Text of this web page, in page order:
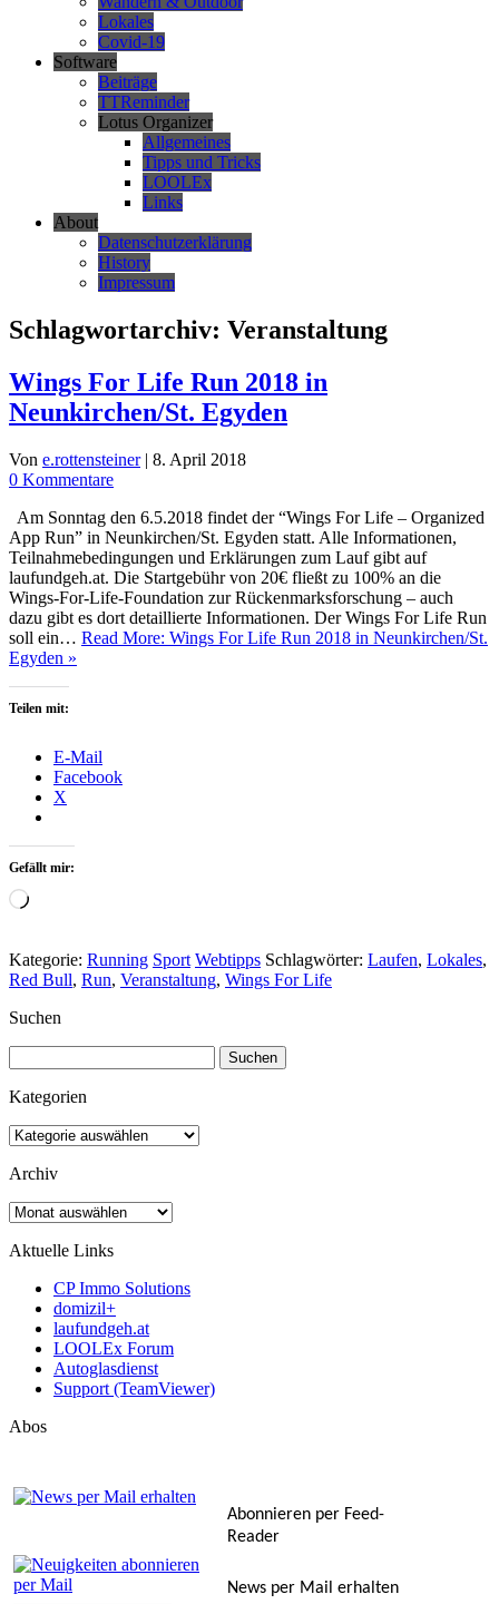
Lokales
Covid-19
Software
Beiträge
TTReminder
Lotus Organizer
Allgemeines
Tipps und Tricks
LOOLEx
Links
About
Datenschutzerklärung
History
Impressum
Schlagwortarchiv: Veranstaltung
Wings For Life Run 2018 in
Neunkirchen/St. Egyden
Von e.rottensteiner | 8. April 2018
0 Kommentare
Am Sonntag den 6.5.2018 findet der “Wings For Life – Organized
App Run” in Neunkirchen/St. Egyden statt. Alle Informationen,
Teilnahmebedingungen und Erklärungen zum Lauf gibt auf
laufundgeh.at. Die Startgebühr von 20€ fließt zu 100% an die
Wings-For-Life-Foundation zur Rückenmarksforschung – auch
dazu gibt es dort detaillierte Informationen. Der Wings For Life Run
soll ein… Read More: Wings For Life Run 2018 in Neunkirchen/St.
Egyden »
Teilen mit:
E-Mail
Facebook
X
Gefällt mir:
Wird
Kategorie: Running Sport Webtipps Schlagwörter: Laufen, Lokales,
Red Bull, Run, Veranstaltung, Wings For Life
Suchen
nach:
Kategorien
Kategorien
Archiv
Archiv
Aktuelle Links
CP Immo Solutions
domizil+
laufundgeh.at
LOOLEx Forum
Autoglasdienst
Support (TeamViewer)
Abos
Abonnieren per Feed-
Reader
News per Mail erhalten